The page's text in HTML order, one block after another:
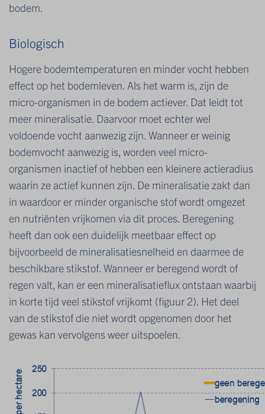
bodem.
Biologisch
Hogere bodemtemperaturen en minder vocht hebben
effect op het bodemleven. Als het warm is, zijn de
micro-organismen in de bodem actiever. Dat leidt tot
meer mineralisatie. Daarvoor moet echter wel
voldoende vocht aanwezig zijn. Wanneer er weinig
bodemvocht aanwezig is, worden veel micro-
organismen inactief of hebben een kleinere actieradius
waarin ze actief kunnen zijn. De mineralisatie zakt dan
in waardoor er minder organische stof wordt omgezet
en nutriënten vrijkomen via dit proces. Beregening
heeft dan ook een duidelijk meetbaar effect op
bijvoorbeeld de mineralisatiesnelheid en daarmee de
beschikbare stikstof. Wanneer er beregend wordt of
regen valt, kan er een mineralisatieflux ontstaan waarbij
in korte tijd veel stikstof vrijkomt (figuur 2). Het deel
van de stikstof die niet wordt opgenomen door het
gewas kan vervolgens weer uitspoelen.